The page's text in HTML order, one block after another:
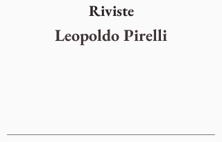
Riviste
Leopoldo Pirelli